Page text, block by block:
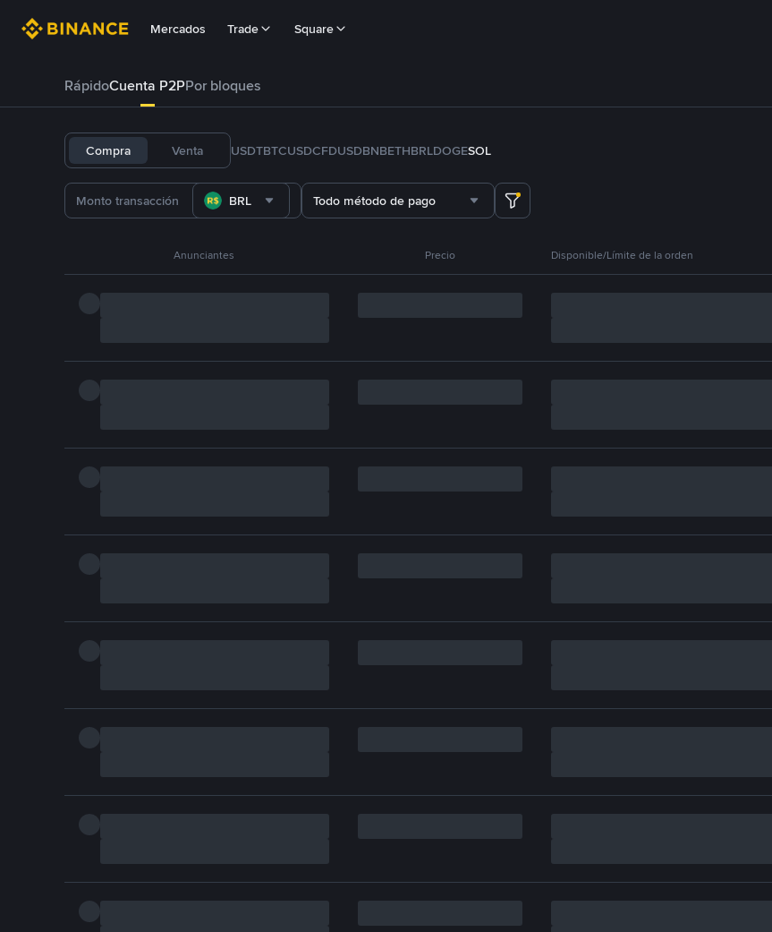
Mercados Trade Square
RápidoCuenta P2PPor bloques
Compra Venta USDTBTCUSDCFDUSDBNBETHBRLDOGESOL
BRL Todo método de pago
Anunciantes Precio Disponible/Límite de la orden